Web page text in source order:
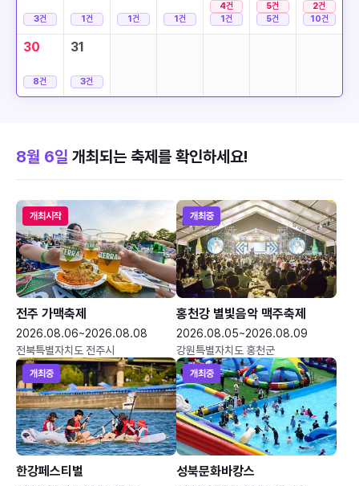
3건 1건 1건 1건
4건
1건
5건
5건
2건
10건
30
8건
31
3건
8월 6일 개최되는 축제를 확인하세요!
개최시작
전주 가맥축제
2026.08.06~2026.08.08
전북특별자치도 전주시
개최중
홍천강 별빛음악 맥주축제
2026.08.05~2026.08.09
강원특별자치도 홍천군
개최중
한강페스티벌
개최중
성북문화바캉스